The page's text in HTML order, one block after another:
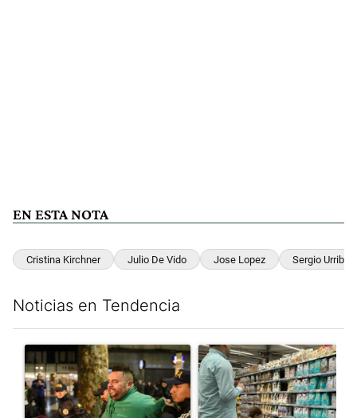
EN ESTA NOTA
Cristina Kirchner Julio De Vido Jose Lopez Sergio
Noticias en Tendencia
Un artículo de tendencia con el título "La violencia sigue en
Un artículo de tendencia con